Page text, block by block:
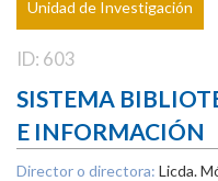
Unidad de Investigación
ID: 603
SISTEMA
E INFORMACIÓN
Director o directora: Licda.